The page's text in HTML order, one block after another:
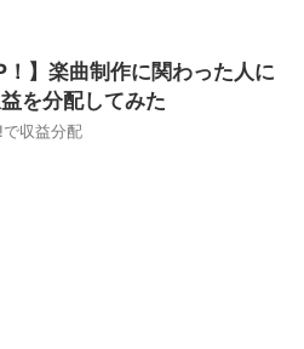
！】楽曲制作に関わった人に
を分配してみた
で収益分配